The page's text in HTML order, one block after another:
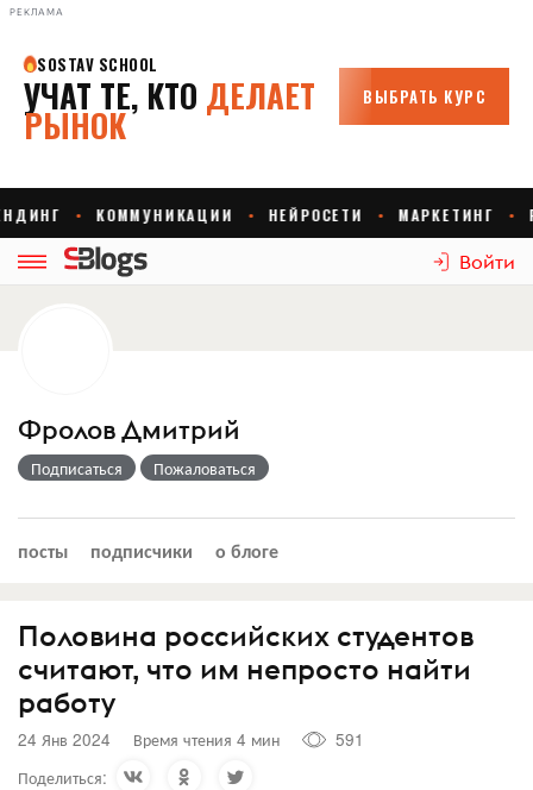
РЕКЛАМА
Войти
Фролов Дмитрий
Подписаться Пожаловаться
посты подписчики о блоге
Половина российских студентов
считают, что им непросто найти
работу
24 Янв 2024 Время чтения 4 мин
591
Поделиться: